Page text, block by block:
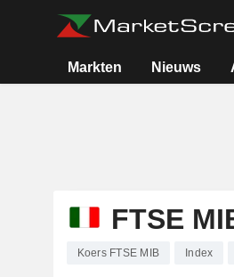
Markten Nieuws
FTSE
Koers FTSE MIB Index